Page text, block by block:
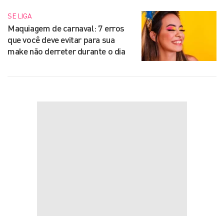
SE LIGA
Maquiagem de carnaval: 7 erros
que você deve evitar para sua
make não derreter durante o dia